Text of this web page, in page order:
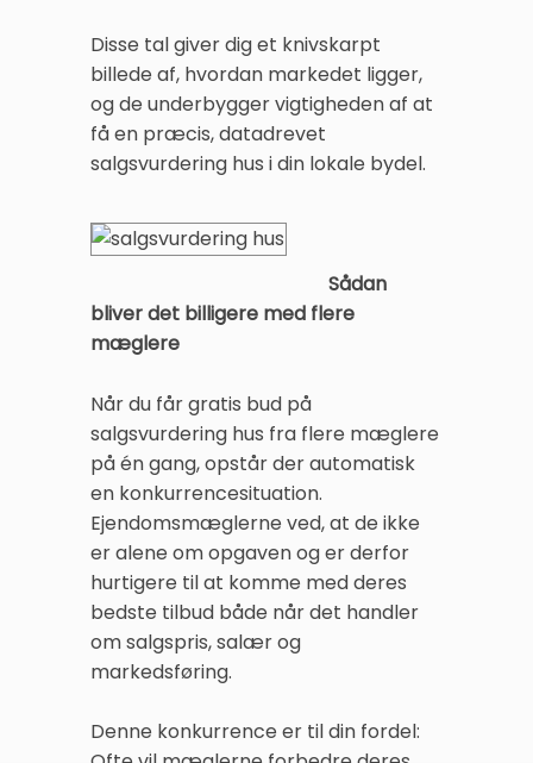
Disse tal giver dig et knivskarpt
billede af, hvordan markedet ligger,
og de underbygger vigtigheden af at
få en præcis, datadrevet
salgsvurdering hus i din lokale bydel.
Sådan
bliver det billigere med flere
mæglere
Når du får gratis bud på
salgsvurdering hus fra flere mæglere
på én gang, opstår der automatisk
en konkurrencesituation.
Ejendomsmæglerne ved, at de ikke
er alene om opgaven og er derfor
hurtigere til at komme med deres
bedste tilbud både når det handler
om salgspris, salær og
markedsføring.
Denne konkurrence er til din fordel: